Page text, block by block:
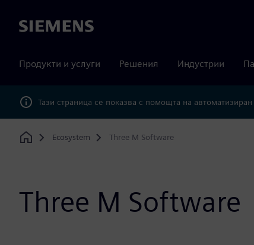
Siemens
Продукти и услуги Решения Индустрии
Тази страница се показва с помощта на
Home
Ecosystem Three M Software
Three M Software